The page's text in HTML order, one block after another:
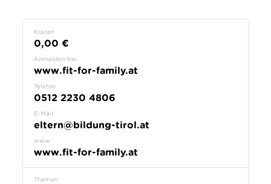
Kosten
0,00 €
Anmelden bei
www.fit-for-family.at
Telefon
0512 2230 4806
E-Mail
eltern@bildung-tirol.at
www
www.fit-for-family.at
Themen